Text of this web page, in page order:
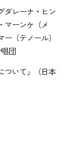
ダレーナ・ヒン
マーンケ（メ
（テノール）
団
ついて」（日本